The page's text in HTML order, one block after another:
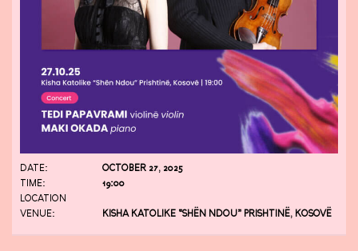
DATE:
OCTOBER 27, 2025
TIME:
19:00
LOCATION
VENUE:
KISHA KATOLIKE “SHËN NDOU” PRISHTINË, KOSOVË